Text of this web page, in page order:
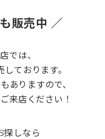
販売中 ／
では、
ております。
ありますので、
来店ください！
探しなら